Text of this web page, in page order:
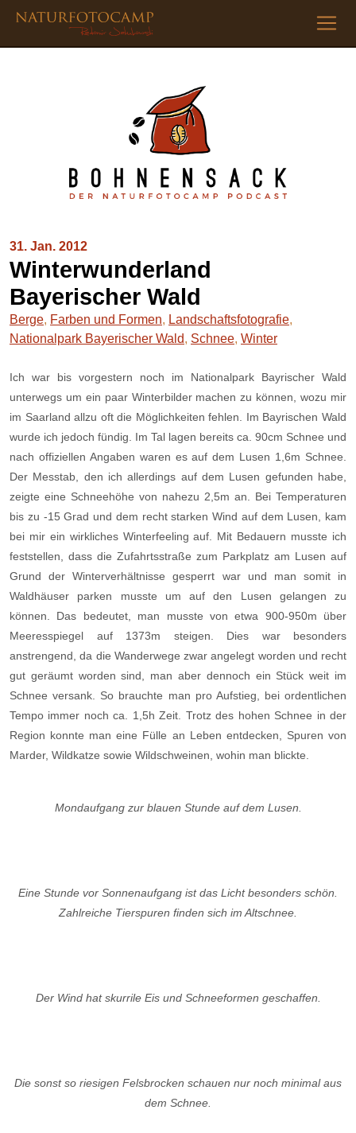
31. Jan. 2012
Winterwunderland
Bayerischer Wald
Berge, Farben und Formen, Landschaftsfotografie,
Nationalpark Bayerischer Wald, Schnee, Winter
Ich war bis vorgestern noch im Nationalpark Bayrischer Wald
unterwegs um ein paar Winterbilder machen zu können, wozu mir
im Saarland allzu oft die Möglichkeiten fehlen. Im Bayrischen Wald
wurde ich jedoch fündig. Im Tal lagen bereits ca. 90cm Schnee und
nach offiziellen Angaben waren es auf dem Lusen 1,6m Schnee.
Der Messtab, den ich allerdings auf dem Lusen gefunden habe,
zeigte eine Schneehöhe von nahezu 2,5m an. Bei Temperaturen
bis zu -15 Grad und dem recht starken Wind auf dem Lusen, kam
bei mir ein wirkliches Winterfeeling auf. Mit Bedauern musste ich
feststellen, dass die Zufahrtsstraße zum Parkplatz am Lusen auf
Grund der Winterverhältnisse gesperrt war und man somit in
Waldhäuser parken musste um auf den Lusen gelangen zu
können. Das bedeutet, man musste von etwa 900-950m über
Meeresspiegel auf 1373m steigen. Dies war besonders
anstrengend, da die Wanderwege zwar angelegt worden und recht
gut geräumt worden sind, man aber dennoch ein Stück weit im
Schnee versank. So brauchte man pro Aufstieg, bei ordentlichen
Tempo immer noch ca. 1,5h Zeit. Trotz des hohen Schnee in der
Region konnte man eine Fülle an Leben entdecken, Spuren von
Marder, Wildkatze sowie Wildschweinen, wohin man blickte.
Mondaufgang zur blauen Stunde auf dem Lusen.
Eine Stunde vor Sonnenaufgang ist das Licht besonders schön.
Zahlreiche Tierspuren finden sich im Altschnee.
Der Wind hat skurrile Eis und Schneeformen geschaffen.
Die sonst so riesigen Felsbrocken schauen nur noch minimal aus
dem Schnee.